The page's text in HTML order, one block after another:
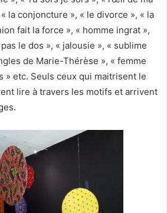
la conjoncture », « le divorce », « la
fait la force », « homme ingrat »,
le dos », « jalousie », « sublime
de Marie-Thérèse », « femme
» etc. Seuls ceux qui maitrisent le
lire à travers les motifs et arrivent